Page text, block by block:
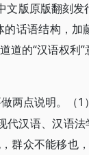
文版原版翻刻
话语结构，加
道的“汉语权利
两点说明。（
汉语、汉语法
群众不能移